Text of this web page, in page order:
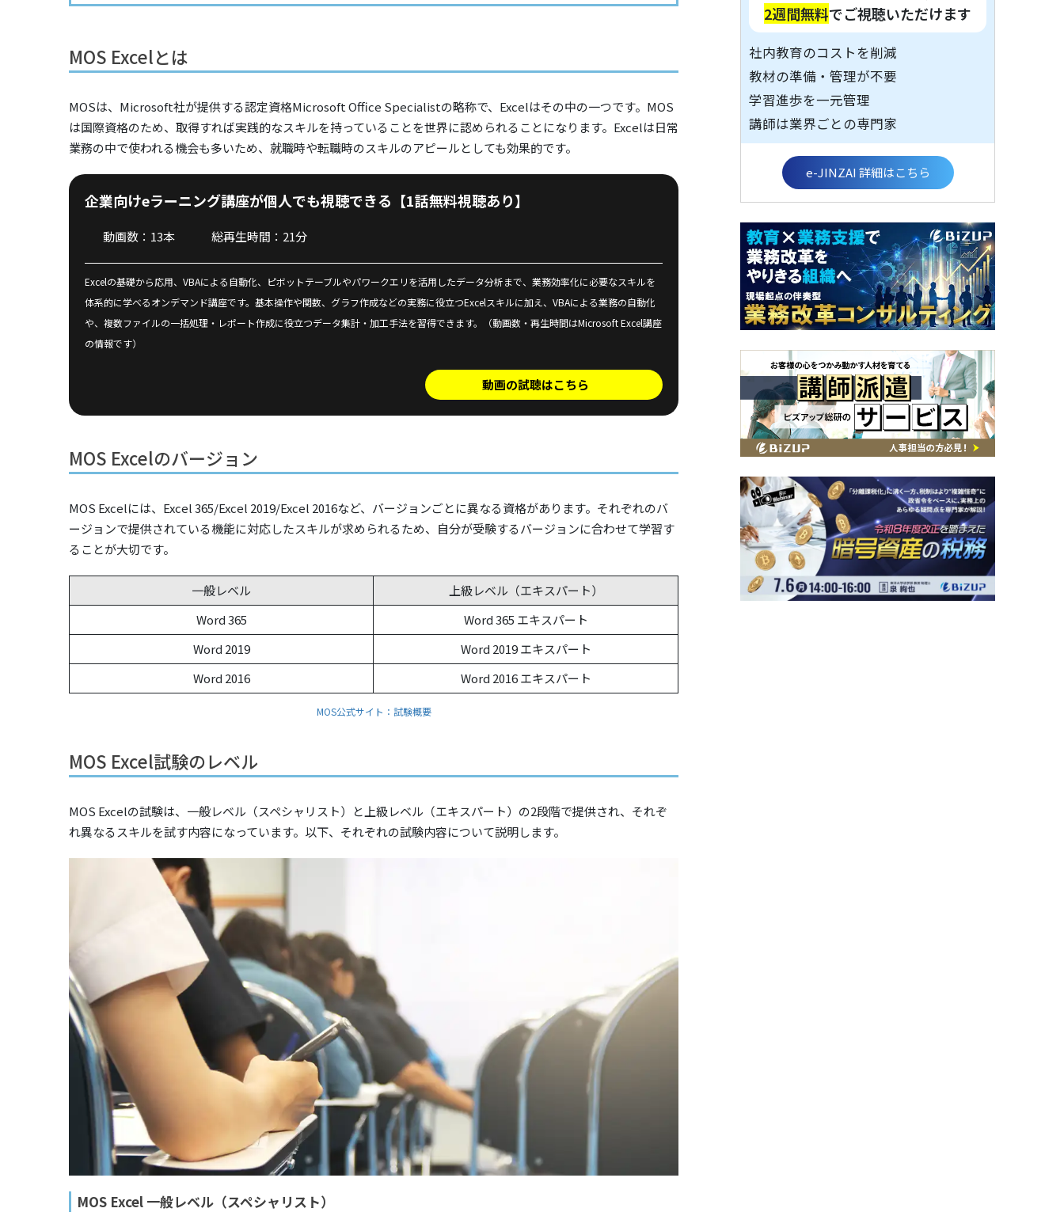
MOS Excelとは
MOSは、Microsoft社が提供する認定資格Microsoft Office Specialistの略称で、Excelはその中の一つです。MOS
は国際資格のため、取得すれば実践的なスキルを持っていることを世界に認められることになります。Excelは日常
業務の中で使われる機会も多いため、就職時や転職時のスキルのアピールとしても効果的です。
企業向けeラーニング講座が個人でも視聴できる【1話無料視聴あり】
動画数：13本 総再生時間：21分
Excelの基礎から応用、VBAによる自動化、ピボットテーブルやパワークエリを活用したデータ分析まで、業務効率化に必要なスキルを
体系的に学べるオンデマンド講座です。基本操作や関数、グラフ作成などの実務に役立つExcelスキルに加え、VBAによる業務の自動化
や、複数ファイルの一括処理・レポート作成に役立つデータ集計・加工手法を習得できます。（動画数・再生時間はMicrosoft Excel講座
の情報です）
動画の試聴はこちら
MOS Excelのバージョン
MOS Excelには、Excel 365/Excel 2019/Excel 2016など、バージョンごとに異なる資格があります。それぞれのバ
ージョンで提供されている機能に対応したスキルが求められるため、自分が受験するバージョンに合わせて学習す
ることが大切です。
一般レベル
上級レベル（エキスパート）
Word 365
Word 365 エキスパート
Word 2019
Word 2019 エキスパート
Word 2016
Word 2016 エキスパート
MOS公式サイト：試験概要
MOS Excel試験のレベル
MOS Excelの試験は、一般レベル（スペシャリスト）と上級レベル（エキスパート）の2段階で提供され、それぞ
れ異なるスキルを試す内容になっています。以下、それぞれの試験内容について説明します。
MOS Excel 一般レベル（スペシャリスト）
2週間無料でご視聴いただけます
社内教育のコストを削減
教材の準備・管理が不要
学習進歩を一元管理
講師は業界ごとの専門家
e-JINZAI 詳細はこちら